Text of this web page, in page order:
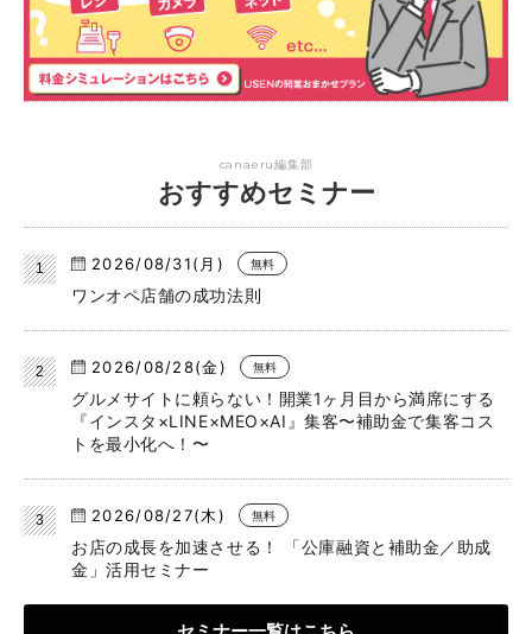
canaeru編集部
おすすめセミナー
2026/08/31(月) 無料
ワンオペ店舗の成功法則
2026/08/28(金) 無料
グルメサイトに頼らない！開業1ヶ月目から満席にする
『インスタ×LINE×MEO×AI』集客〜補助金で集客コス
トを最小化へ！〜
2026/08/27(木) 無料
お店の成長を加速させる！ 「公庫融資と補助金／助成
金」活用セミナー